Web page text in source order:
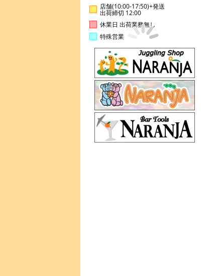
店舗(10:00-17:50)+発送
出荷締切 12:00
休業日 出荷業務無し
特殊営業